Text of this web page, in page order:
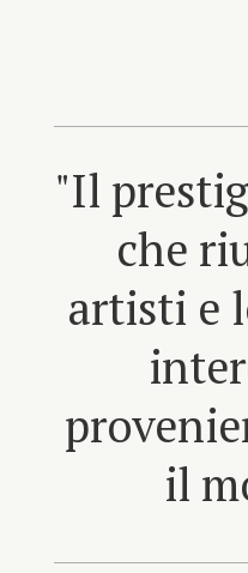
"Il
che
artisti e
il